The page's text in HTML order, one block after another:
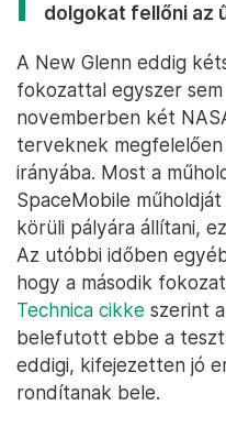
dolgokat fellőni az
A New Glenn eddig
fokozattal egyszer
novemberben két
terveknek
irányába. Most a
SpaceMobile
körüli pályára állítani,
Az utóbbi időben
hogy a második
Technica cikke szerint
belefutott ebbe a
eddigi, kifejezetten jó
rondítanak bele.